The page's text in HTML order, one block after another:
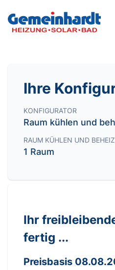
Ihre
KONFIGURATOR
Raum kühlen und
RAUM KÜHLEN UND
1 Raum
Ihr
fertig ...
Preisbasis